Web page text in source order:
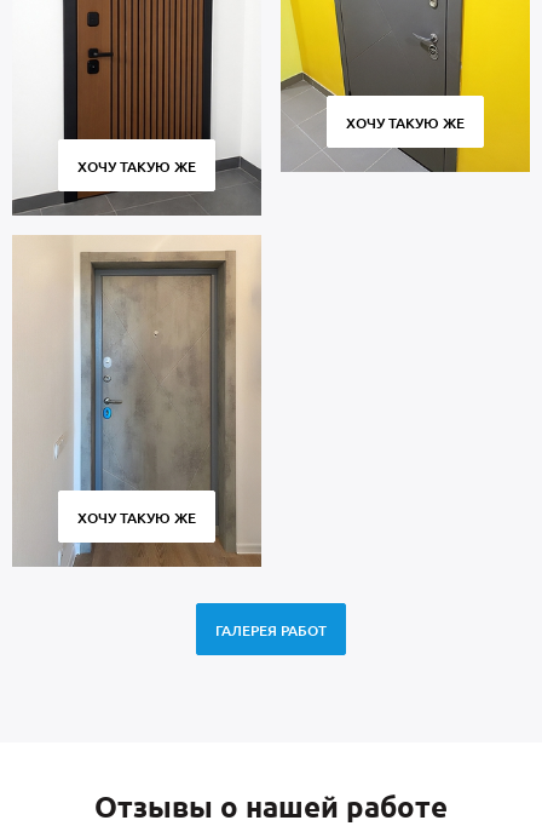
ХОЧУ ТАКУЮ ЖЕ
ХОЧУ ТАКУЮ ЖЕ
ХОЧУ ТАКУЮ ЖЕ
ГАЛЕРЕЯ РАБОТ
Отзывы о нашей работе